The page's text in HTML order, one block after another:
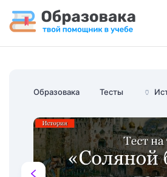
Образовака Тесты 🏺